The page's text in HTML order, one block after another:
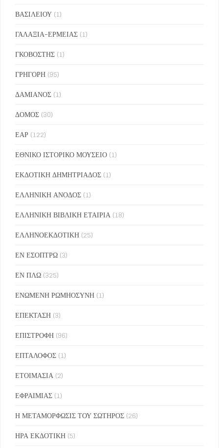
ΒΑΣΙΛΕΙΟΥ (1)
ΓΑΛΑΞΙΑ-ΕΡΜΕΙΑΣ (1)
ΓΚΟΒΟΣΤΗΣ (1)
ΓΡΗΓΟΡΗ (95)
ΔΑΜΙΑΝΟΣ (1)
ΔΟΜΟΣ (30)
ΕΑΡ (122)
ΕΘΝΙΚΟ ΙΣΤΟΡΙΚΟ ΜΟΥΣΕΙΟ (1)
ΕΚΔΟΤΙΚΗ ΔΗΜΗΤΡΙΑΔΟΣ (1)
ΕΛΛΗΝΙΚΗ ΑΝΟΔΟΣ (1)
ΕΛΛΗΝΙΚΗ ΒΙΒΛΙΚΗ ΕΤΑΙΡΙΑ (18)
ΕΛΛΗΝΟΕΚΔΟΤΙΚΗ (25)
ΕΝ ΕΣΟΠΤΡΩ (3)
ΕΝ ΠΛΩ (325)
ΕΝΩΜΕΝΗ ΡΩΜΗΟΣΥΝΗ (1)
ΕΠΕΚΤΑΣΗ (3)
ΕΠΙΣΤΡΟΦΗ (96)
ΕΠΤΑΛΟΦΟΣ (1)
ΕΤΟΙΜΑΣΙΑ (2)
ΕΦΡΑΙΜΙΑΣ (1)
Η ΜΕΤΑΜΟΡΦΩΣΙΣ ΤΟΥ ΣΩΤΗΡΟΣ (26)
ΗΡΑ ΕΚΔΟΤΙΚΗ (5)